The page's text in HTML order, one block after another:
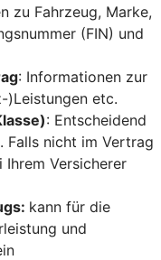
zu Fahrzeug, Marke,
(FIN) und
: Informationen zur
)Leistungen etc.
: Entscheidend
Falls nicht im Vertrag
Versicherer
kann für die
und